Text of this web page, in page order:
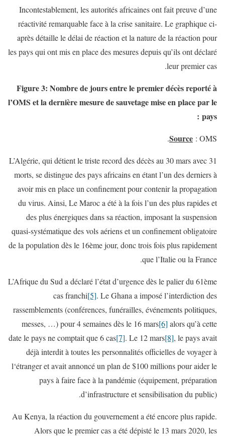
Incontestablement, les autorités africaines ont fait preuve d’une
réactivité remarquable face à la crise sanitaire. Le graphique ci-
après détaille le délai de réaction et la nature de la réaction pour
les pays qui ont mis en place des mesures depuis qu’ils ont déclaré
leur premier cas.
Figure 3: Nombre de jours entre le premier décès reporté à
l’OMS et la dernière mesure de sauvetage mise en place par le
pays :
Source : OMS.
L’Algérie, qui détient le triste record des décès au 30 mars avec 31
morts, se distingue des pays africains en étant l’un des derniers à
avoir mis en place un confinement pour contenir la propagation
du virus. Ainsi, Le Maroc a été à la fois l’un des plus rapides et
des plus énergiques dans sa réaction, imposant la suspension
quasi-systématique des vols aériens et un confinement obligatoire
de la population dès le 16ème jour, donc trois fois plus rapidement
que l’Italie ou la France.
L’Afrique du Sud a déclaré l’état d’urgence dès le palier du 61ème
cas franchi[5]. Le Ghana a imposé l’interdiction des
rassemblements (conférences, funérailles, événements politiques,
messes, …) pour 4 semaines dès le 16 mars[6] alors qu’à cette
date le pays ne comptait que 6 cas[7]. Le 12 mars[8], le pays avait
déjà interdit à toutes les personnalités officielles de voyager à
l‘étranger et avait annoncé un plan de $100 millions pour aider le
pays à faire face à la pandémie (équipement, préparation
d’infrastructure et sensibilisation du public).
Au Kenya, la réaction du gouvernement a été encore plus rapide.
Alors que le premier cas a été dépisté le 13 mars 2020, les